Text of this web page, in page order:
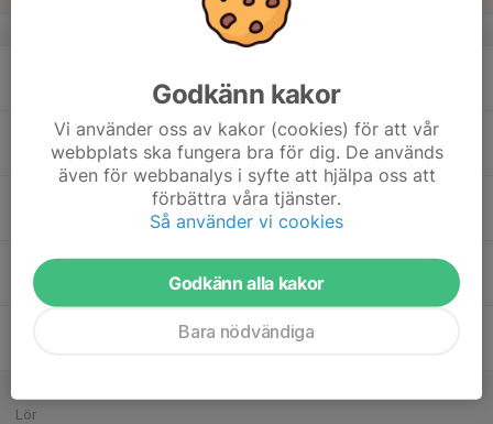
v.34
Tor
Lör
Godkänn kakor
Vi använder oss av kakor (cookies) för att vår
webbplats ska fungera bra för dig. De används
även för webbanalys i syfte att hjälpa oss att
förbättra våra tjänster.
Så använder vi cookies
Godkänn alla kakor
Bara nödvändiga